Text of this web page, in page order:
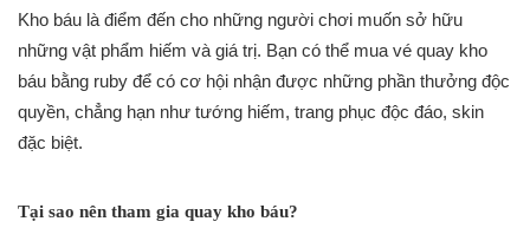
Kho báu là điểm đến cho những người chơi muốn sở hữu
những vật phẩm hiếm và giá trị. Bạn có thể mua vé quay kho
báu bằng ruby để có cơ hội nhận được những phần thưởng độc
quyền, chẳng hạn như tướng hiếm, trang phục độc đáo, skin
đặc biệt.
Tại sao nên tham gia quay kho báu?